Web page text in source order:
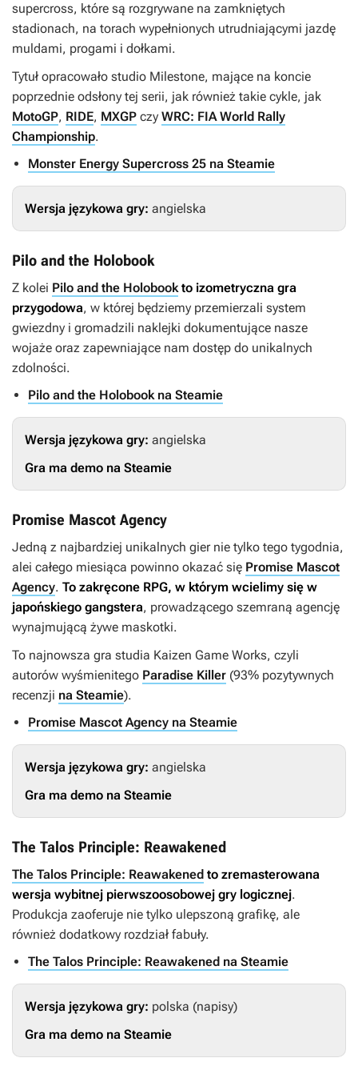
supercross, które są rozgrywane na zamkniętych
stadionach, na torach wypełnionych utrudniającymi jazdę
muldami, progami i dołkami.
Tytuł opracowało studio Milestone, mające na koncie
poprzednie odsłony tej serii, jak również takie cykle, jak
MotoGP, RIDE, MXGP czy WRC: FIA World Rally
Championship.
Monster Energy Supercross 25 na Steamie
Wersja językowa gry: angielska
Pilo and the Holobook
Z kolei Pilo and the Holobook to izometryczna gra
przygodowa, w której będziemy przemierzali system
gwiezdny i gromadzili naklejki dokumentujące nasze
wojaże oraz zapewniające nam dostęp do unikalnych
zdolności.
Pilo and the Holobook na Steamie
Wersja językowa gry: angielska
Gra ma demo na Steamie
Promise Mascot Agency
Jedną z najbardziej unikalnych gier nie tylko tego tygodnia,
alei całego miesiąca powinno okazać się Promise Mascot
Agency. To zakręcone RPG, w którym wcielimy się w
japońskiego gangstera, prowadzącego szemraną agencję
wynajmującą żywe maskotki.
To najnowsza gra studia Kaizen Game Works, czyli
autorów wyśmienitego Paradise Killer (93% pozytywnych
recenzji na Steamie).
Promise Mascot Agency na Steamie
Wersja językowa gry: angielska
Gra ma demo na Steamie
The Talos Principle: Reawakened
The Talos Principle: Reawakened to zremasterowana
wersja wybitnej pierwszoosobowej gry logicznej.
Produkcja zaoferuje nie tylko ulepszoną grafikę, ale
również dodatkowy rozdział fabuły.
The Talos Principle: Reawakened na Steamie
Wersja językowa gry: polska (napisy)
Gra ma demo na Steamie